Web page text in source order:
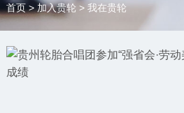
首页 > 加入贵轮 > 我在贵轮